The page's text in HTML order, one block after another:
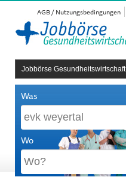
AGB / Nutzungsbedingungen
Jobbörse Gesundheitswirtschaft
Was
Wo